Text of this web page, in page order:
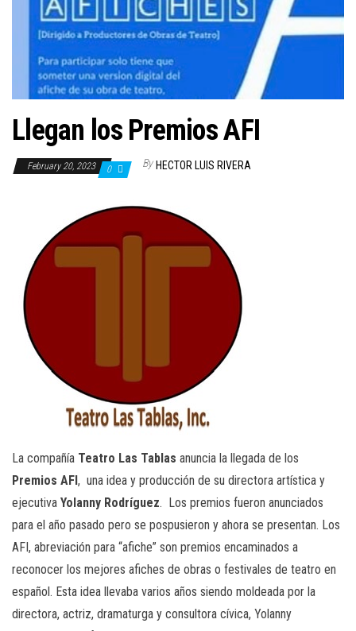
Llegan los Premios AFI
February 20, 2023 0 By HECTOR LUIS RIVERA
La compañía Teatro Las Tablas anuncia la llegada de los
Premios AFI, una idea y producción de su directora artística y
ejecutiva Yolanny Rodríguez. Los premios fueron anunciados
para el año pasado pero se pospusieron y ahora se presentan. Los
AFI, abreviación para “afiche” son premios encaminados a
reconocer los mejores afiches de obras o festivales de teatro en
español. Esta idea llevaba varios años siendo moldeada por la
directora, actriz, dramaturga y consultora cívica, Yolanny